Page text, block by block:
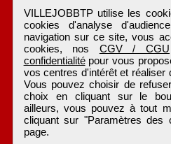
VILLEJOBBTP utilise les
cookies d'analyse
navigation sur ce site, vous
cookies, nos CGV / CGU
confidentialitépour vous
vos centres d'intérêt et réaliser
Vous pouvez choisir de
choix en cliquant sur le
ailleurs, vous pouvez à tout
cliquant sur "Paramètres
page.